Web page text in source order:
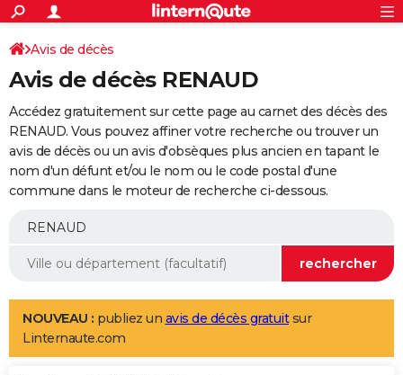
ACTUALITÉS
Politique
Société
Faits Divers
Education
Monde
Villes
+
SPORT
Coupe du monde 2026
Football
Tennis
Cyclisme
Rugby
Forum
Programme TV
TNT
Streaming
Cinéma
Sorties cinéma
Musique
+
FINANCE
Retraite
Epargne
Immobilier
Risques naturels par ville
Banque
Assurance
AUTO
Essais
Réserver un essai
Citadines
Berlines
SUV
Forum auto
+
Mobiles
Meilleur smartphone
Internet
Ordinateurs
Jeux vidéo
Guide high-tech
Aménagement intérieur
LIFESTYLE
Art de vivre
Bien-être
Loisirs
Mode
Modes de vie
Avis de décès
Avis de décès RENAUD
Accédez gratuitement sur cette page au carnet des décès des
RENAUD. Vous pouvez affiner votre recherche ou trouver un
avis de décès ou un avis d'obsèques plus ancien en tapant le
nom d'un défunt et/ou le nom ou le code postal d'une
commune dans le moteur de recherche ci-dessous.
NOUVEAU : publiez un avis de décès gratuitsur
Linternaute.com